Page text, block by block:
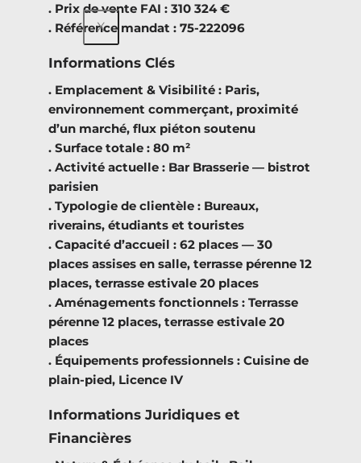
X
. Prix de vente FAI : 310 324 €
. Référence mandat : 75-222096
Informations Clés
. Emplacement & Visibilité : Paris,
environnement commerçant, proximité
d’un marché, flux piéton soutenu
. Surface totale : 80 m²
. Activité actuelle : Bar Brasserie — bistrot
parisien
. Typologie de clientèle : Bureaux,
riverains, étudiants et touristes
. Capacité d’accueil : 62 places — 30
places assises en salle, terrasse pérenne 12
places, terrasse estivale 20 places
. Aménagements fonctionnels : Terrasse
pérenne 12 places, terrasse estivale 20
places
. Équipements professionnels : Cuisine de
plain-pied, Licence IV
Informations Juridiques et
Financières